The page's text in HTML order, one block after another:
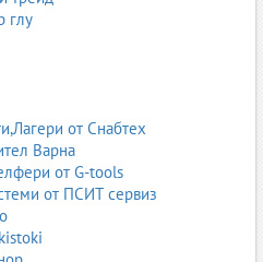
стъкло;
на машини и съоръжения.
при пясъкоструенето
изисква прецизност,
и подходящ абразив.
по-бърза, по-безопасна
повърхности. В
глу
от Снабтех
Варна
от G-tools
от ПСИТ сервиз